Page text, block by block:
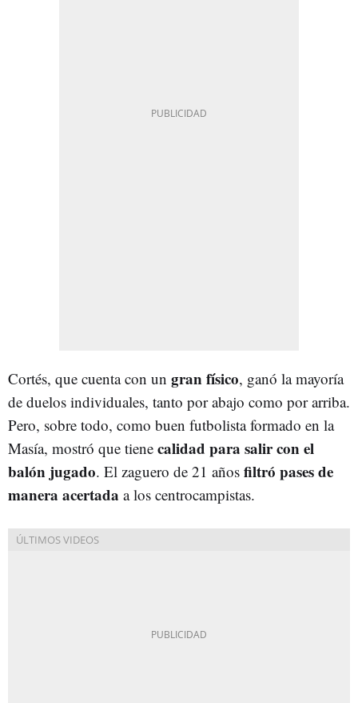
Cortés, que cuenta con un gran físico, ganó la mayoría
de duelos individuales, tanto por abajo como por arriba.
Pero, sobre todo, como buen futbolista formado en la
Masía, mostró que tiene calidad para salir con el
balón jugado. El zaguero de 21 años filtró pases de
manera acertada a los centrocampistas.